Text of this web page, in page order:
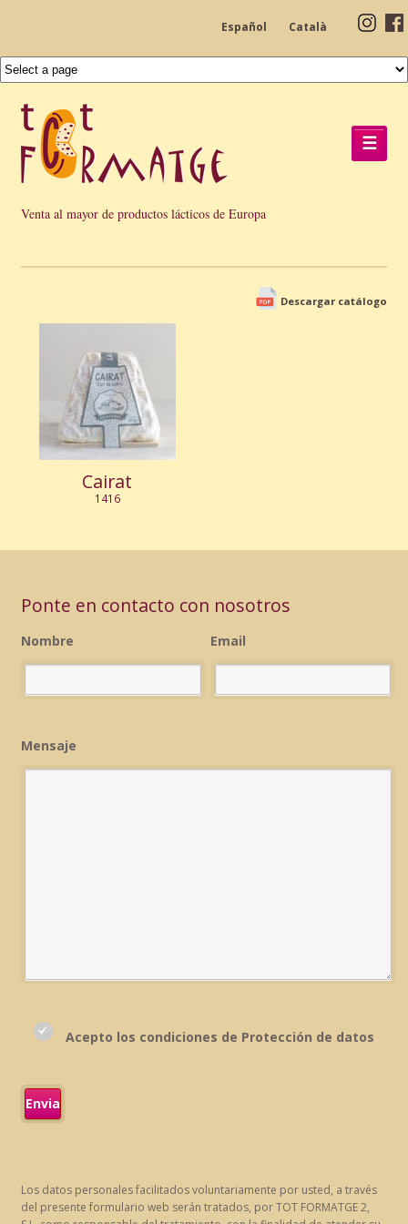
Español Català
Venta al mayor de productos lácticos de Europa
☰
Descargar catálogo
Cairat
1416
Ponte en contacto con nosotros
Nombre Email
Mensaje
Acepto los condiciones de Protección de datos
Los datos personales facilitados voluntariamente por usted, a través
del presente formulario web serán tratados, por TOT FORMATGE 2,